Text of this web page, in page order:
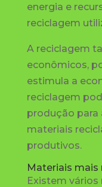
energia e
reciclagem
A reciclagem
econômicos,
estimula a
reciclagem
produção para
materiais
produtivos.
Materiais mais
Existem